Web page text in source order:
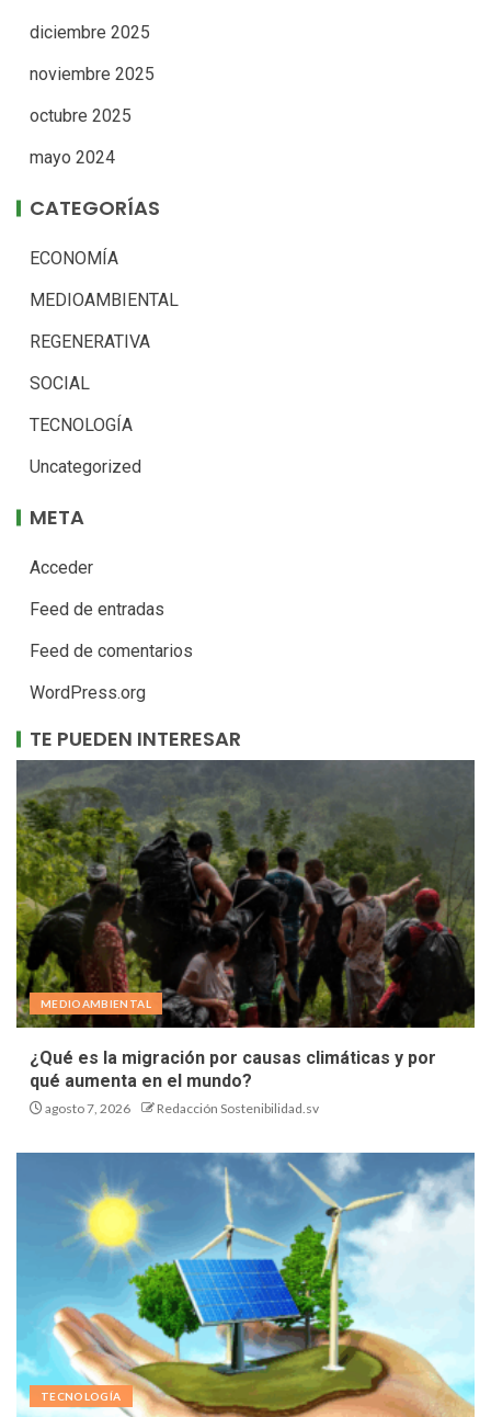
diciembre 2025
noviembre 2025
octubre 2025
mayo 2024
CATEGORÍAS
ECONOMÍA
MEDIOAMBIENTAL
REGENERATIVA
SOCIAL
TECNOLOGÍA
Uncategorized
META
Acceder
Feed de entradas
Feed de comentarios
WordPress.org
TE PUEDEN INTERESAR
MEDIOAMBIENTAL
¿Qué es la migración por causas climáticas y por
qué aumenta en el mundo?
agosto 7, 2026 Redacción Sostenibilidad.sv
TECNOLOGÍA